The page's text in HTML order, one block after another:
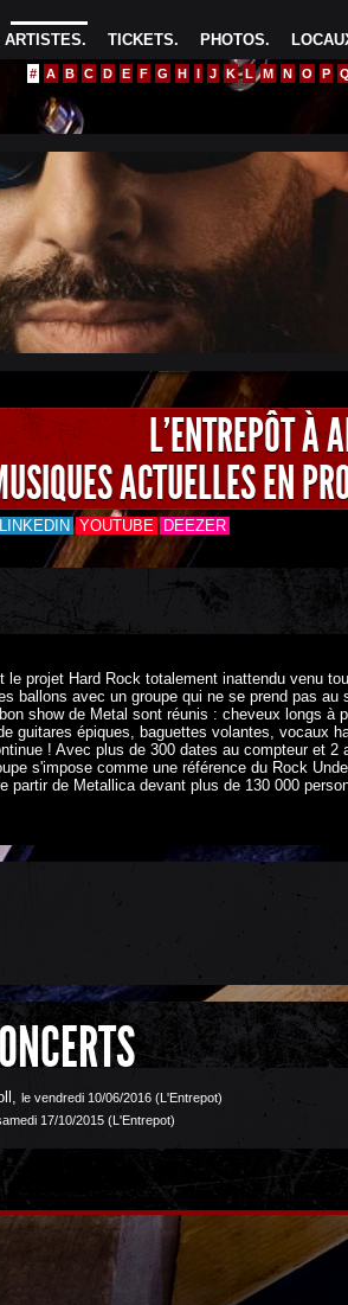
PHOTOS.
TICKETS.
ARTISTES.
# A B C D E F G H I J K L M N O P
L'ENTREPÔT À
ACTUELLES EN
LINKEDIN YOUTUBE DEEZER
le projet Hard Rock totalement inattendu venu
ballons avec un groupe qui ne se prend pas
show de Metal sont réunis : cheveux longs à
guitares épiques, baguettes volantes, vocaux
! Avec plus de 300 dates au compteur et 2
s'impose comme une référence du Rock
partir de Metallica devant plus de 130 000
, le vendredi 10/06/2016 (L'Entrepot)
17/10/2015 (L'Entrepot)